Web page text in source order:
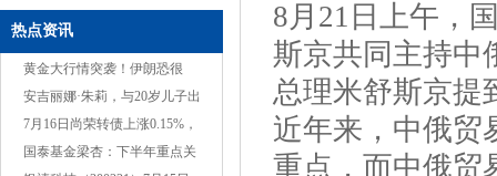
热点资讯
黄金大行情突袭！伊朗恐很
快“动手” 、金价短线飙升近22
美元 FXStreet首席分
安吉丽娜·朱莉，与20岁儿子出
现在西好莱坞，高雅难以接近
7月16日尚荣转债上涨0.15%，
转股溢价率125.07%
国泰基金梁杏：下半年重点关
8月21日上午，
斯京共同主持中
总理米舒斯京提
近年来，中俄贸
重点，而中俄贸